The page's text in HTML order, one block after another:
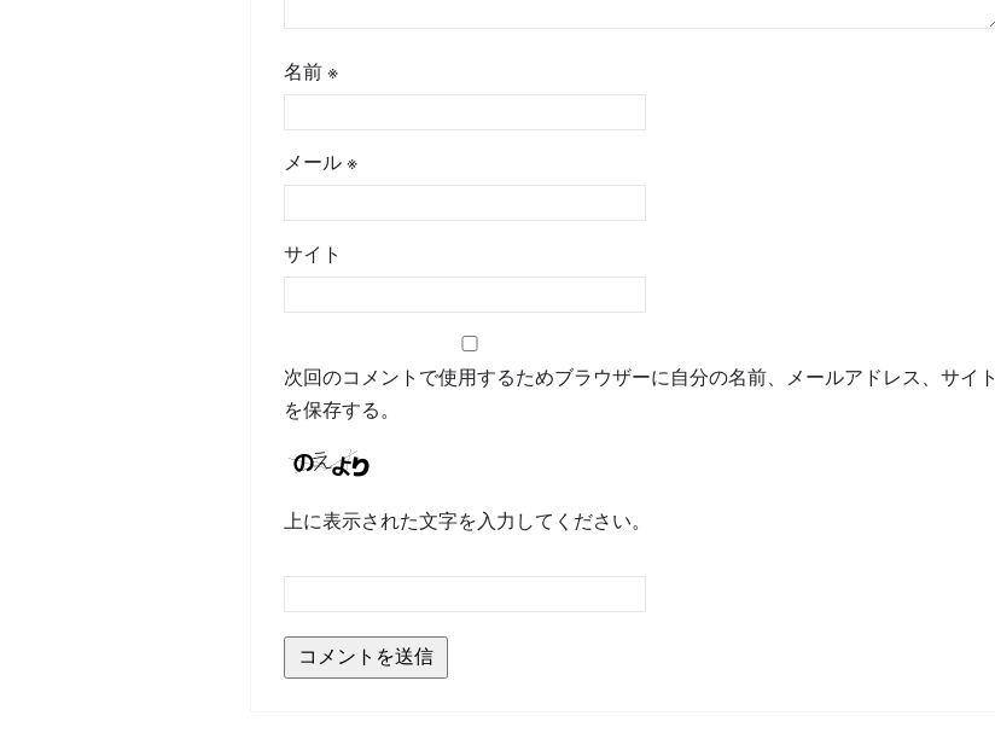
名前※
メール※
サイト
次回のコメントで使用するためブラウザーに自分の名前、メールアドレス、サイト
を保存する。
上に表示された文字を入力してください。